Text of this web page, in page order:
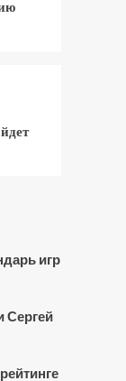
игр
Сергей